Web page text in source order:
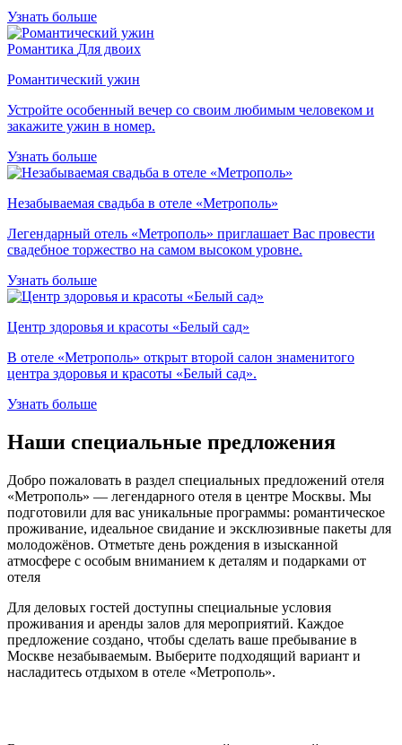
Узнать больше
Романтика Для двоих
Романтический ужин
Устройте особенный вечер со своим любимым человеком и
закажите ужин в номер.
Узнать больше
Незабываемая свадьба в отеле «Метрополь»
Легендарный отель «Метрополь» приглашает Вас провести
свадебное торжество на самом высоком уровне.
Узнать больше
Центр здоровья и красоты «Белый сад»
В отеле «Метрополь» открыт второй салон знаменитого
центра здоровья и красоты «Белый сад».
Узнать больше
Наши специальные предложения
Добро пожаловать в раздел специальных предложений отеля
«Метрополь» — легендарного отеля в центре Москвы. Мы
подготовили для вас уникальные программы: романтическое
проживание, идеальное свидание и эксклюзивные пакеты для
молодожёнов. Отметьте день рождения в изысканной
атмосфере с особым вниманием к деталям и подарками от
отеля
Для деловых гостей доступны специальные условия
проживания и аренды залов для мероприятий. Каждое
предложение создано, чтобы сделать ваше пребывание в
Москве незабываемым. Выберите подходящий вариант и
насладитесь отдыхом в отеле «Метрополь».